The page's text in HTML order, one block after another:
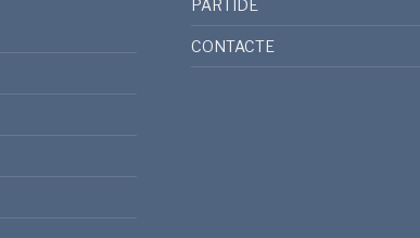
PARTIDE
CONTACTE